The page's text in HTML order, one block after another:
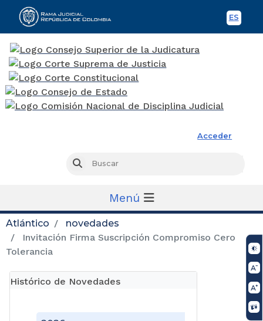
ES
Acceder
Buscar
Menú
Atlántico
novedades
Invitación Firma Suscripción Compromiso Cero
Tolerancia
Histórico de Novedades